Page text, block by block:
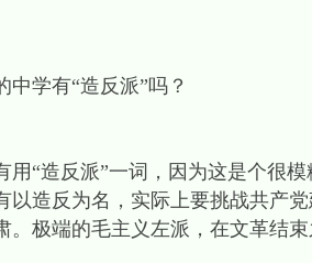
学有“造反派”吗？
造反派”一词，因为这是个很模
以造反为名，实际上要挑战共产
。极端的毛主义左派，在文革结